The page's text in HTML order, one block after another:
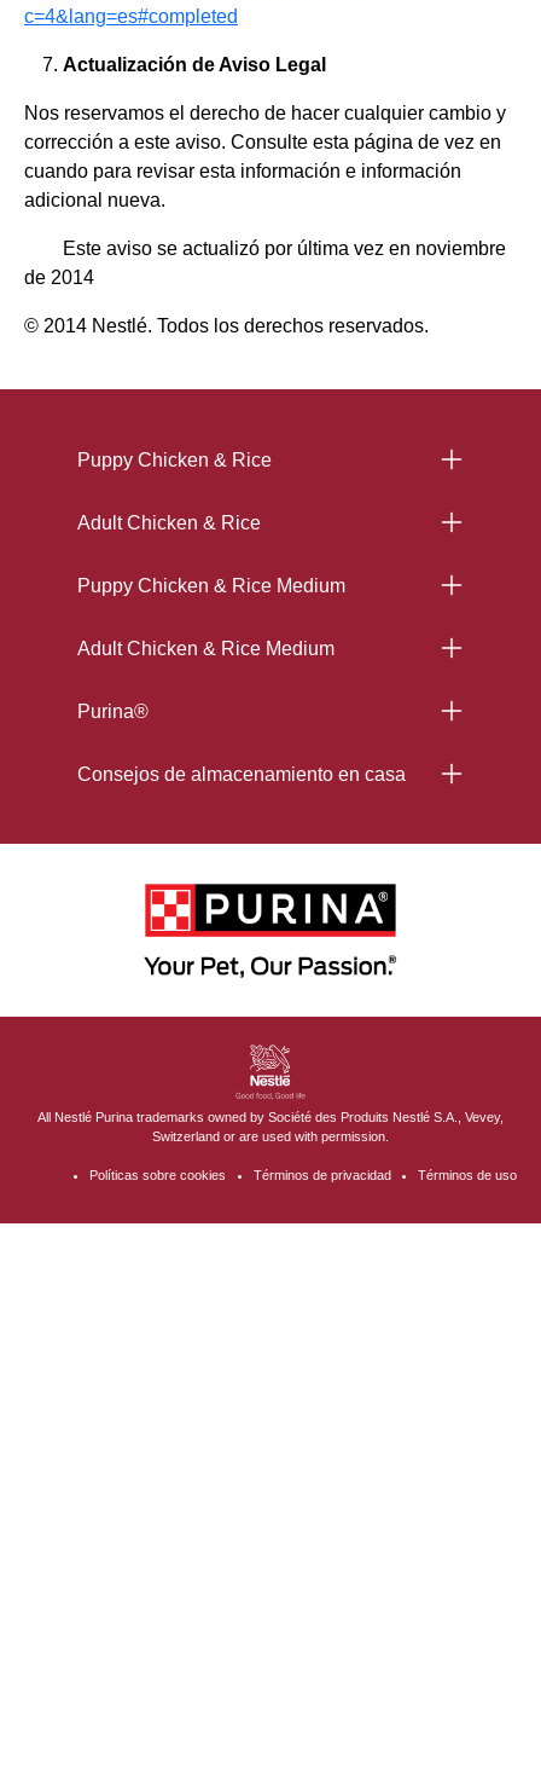
c=4&lang=es#completed
Actualización de Aviso Legal
Nos reservamos el derecho de hacer cualquier cambio y
corrección a este aviso. Consulte esta página de vez en
cuando para revisar esta información e información
adicional nueva.
Este aviso se actualizó por última vez en noviembre
de 2014
© 2014 Nestlé. Todos los derechos reservados.
Puppy Chicken & Rice
Adult Chicken & Rice
Puppy Chicken & Rice Medium
Adult Chicken & Rice Medium
Purina®
Consejos de almacenamiento en casa
All Nestlé Purina trademarks owned by Société des Produits Nestlé S.A., Vevey,
Switzerland or are used with permission.
Políticas sobre cookies Términos de privacidad Términos de uso